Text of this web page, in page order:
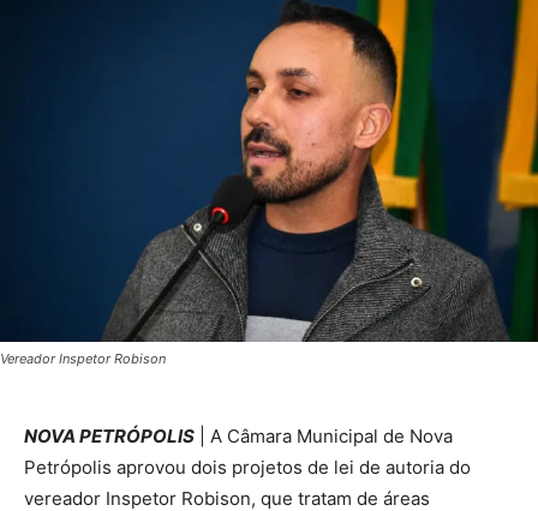
Vereador Inspetor Robison
NOVA PETRÓPOLIS | A Câmara Municipal de Nova
Petrópolis aprovou dois projetos de lei de autoria do
vereador Inspetor Robison, que tratam de áreas